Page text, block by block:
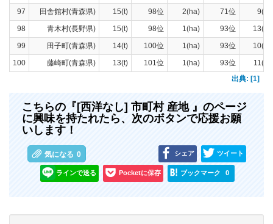
97
田舎館村(青森県) 15(t) 98位 2(ha) 71位
9(t)
98
青木村(長野県) 15(t) 98位 1(ha) 93位
13(t)
99
田子町(青森県) 14(t) 100位 1(ha) 93位
10(t)
100
藤崎町(青森県) 13(t) 101位 1(ha) 93位
11(t)
出典: [1]
こちらの『[西洋なし] 市町村 産地 』のページ
に興味を持たれたら、次のボタンで応援お願
いします！
気になる 0 シェア ツイート
ラインで送る Pocketに保存 ブックマーク 0